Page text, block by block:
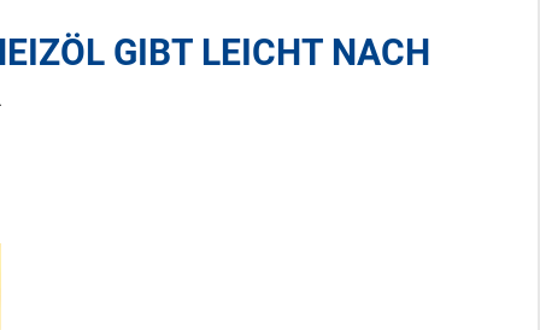
GIBT LEICHT NACH